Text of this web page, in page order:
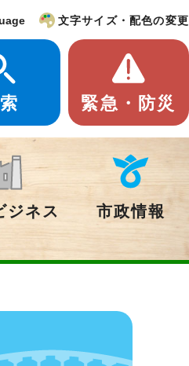
文字サイズ・配色の変更
緊急・防災
ジネス 市政情報